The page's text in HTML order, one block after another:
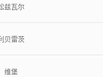
兹瓦尔
贝雷茨
维堡